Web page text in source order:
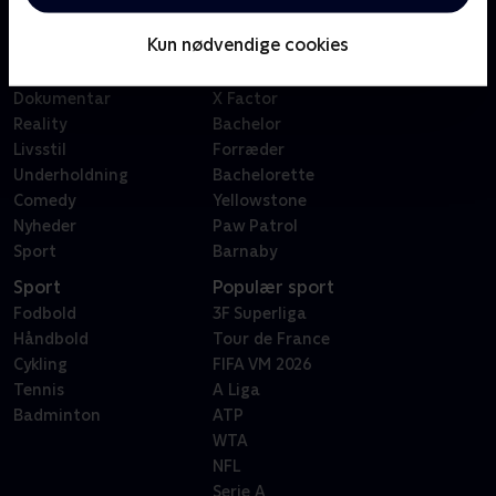
Kun nødvendige cookies
Dokumentar
Reality
Livsstil
Underholdning
Comedy
Nyheder
Sport
Badehotellet
X Factor
Bachelor
Forræder
Bachelorette
Yellowstone
Paw Patrol
Barnaby
Sport
Fodbold
Håndbold
Cykling
Tennis
Badminton
Populær sport
3F Superliga
Tour de France
FIFA VM 2026
A Liga
ATP
WTA
NFL
Serie A